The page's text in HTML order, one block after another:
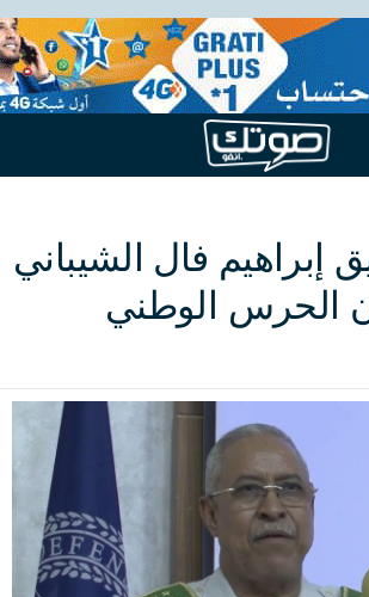
إبراهيم فال الشيباني
الحرس الوطني